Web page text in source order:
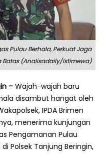
Pulau Berhala, Perkuat Jaga
Batas (Analisadaily/Istimewa)
– Wajah-wajah baru
disambut hangat oleh
IPDA Brimen
menerima kunjungan
Pengamanan Pulau
Polsek Tanjung Beringin,